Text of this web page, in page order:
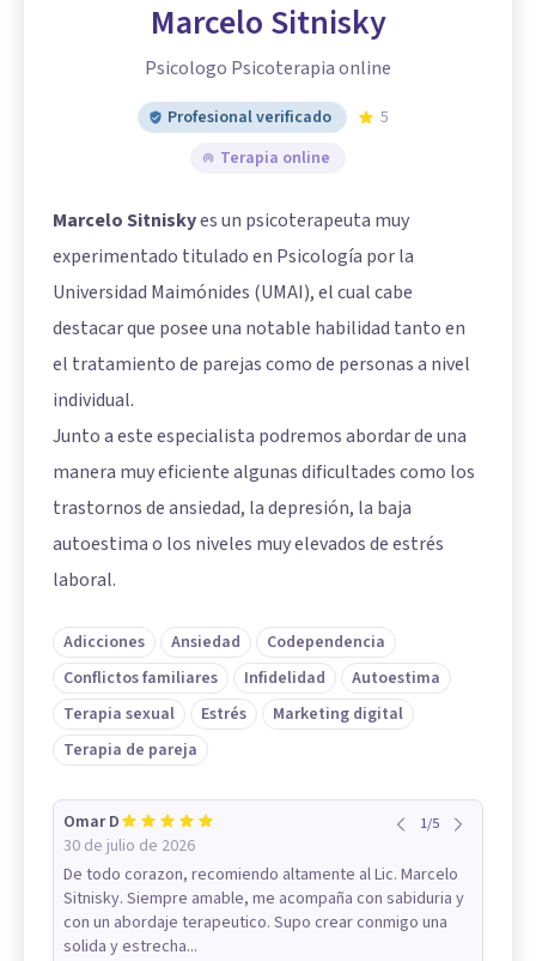
Marcelo Sitnisky
Psicologo Psicoterapia online
Profesional verificado
5
Terapia online
Marcelo Sitniskyes un psicoterapeuta muy
experimentado titulado en Psicología por la
Universidad Maimónides (UMAI), el cual cabe
destacar que posee una notable habilidad tanto en
el tratamiento de parejas como de personas a nivel
individual.
Junto a este especialista podremos abordar de una
manera muy eficiente algunas dificultades como los
trastornos de ansiedad, la depresión, la baja
autoestima o los niveles muy elevados de estrés
laboral.
Adicciones Ansiedad
Codependencia
Conflictos familiares
Infidelidad
Autoestima
Terapia sexual
Estrés
Marketing digital
Terapia de pareja
Omar D
30 de julio de 2026
1/5
De todo corazon, recomiendo altamente al Lic. Marcelo
Sitnisky. Siempre amable, me acompaña con sabiduria y
con un abordaje terapeutico. Supo crear conmigo una
solida y estrecha...